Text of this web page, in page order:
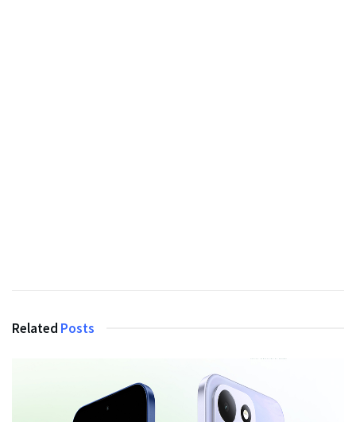
Related Posts